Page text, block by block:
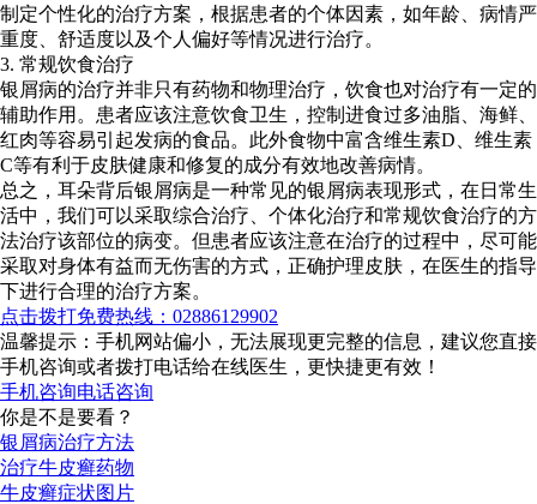
制定个性化的治疗方案，根据患者的个体因素，如年龄、病情严
重度、舒适度以及个人偏好等情况进行治疗。
3. 常规饮食治疗
银屑病的治疗并非只有药物和物理治疗，饮食也对治疗有一定的
辅助作用。患者应该注意饮食卫生，控制进食过多油脂、海鲜、
红肉等容易引起发病的食品。此外食物中富含维生素D、维生素
C等有利于皮肤健康和修复的成分有效地改善病情。
总之，耳朵背后银屑病是一种常见的银屑病表现形式，在日常生
活中，我们可以采取综合治疗、个体化治疗和常规饮食治疗的方
法治疗该部位的病变。但患者应该注意在治疗的过程中，尽可能
采取对身体有益而无伤害的方式，正确护理皮肤，在医生的指导
下进行合理的治疗方案。
点击拨打免费热线：02886129902
温馨提示：手机网站偏小，无法展现更完整的信息，建议您直接
手机咨询或者拨打电话给在线医生，更快捷更有效！
手机咨询电话咨询
你是不是要看？
银屑病治疗方法
治疗牛皮癣药物
牛皮癣症状图片